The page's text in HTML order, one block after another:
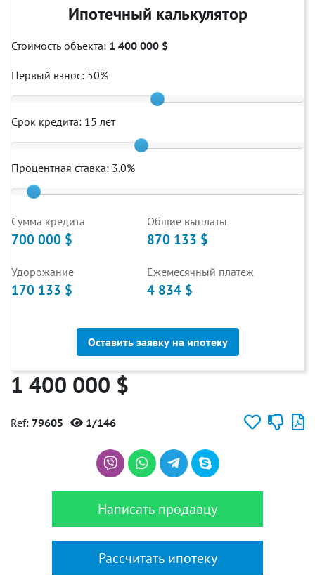
Ипотечный калькулятор
Стоимость объекта: 1 400 000 $
Первый взнос: 50%
Срок кредита: 15 лет
Процентная ставка: 3.0%
Cумма кредита
700 000 $
Общие выплаты
870 133 $
Удорожание
170 133 $
Ежемесячный платеж
4 834 $
Оставить заявку на ипотеку
1 400 000 $
Ref: 79605 1/146
Написать продавцу
Рассчитать ипотеку